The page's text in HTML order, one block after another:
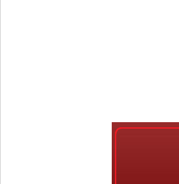
ஹிருணிகாவின் சிறைத்
சுகாதார உதவியாளர்